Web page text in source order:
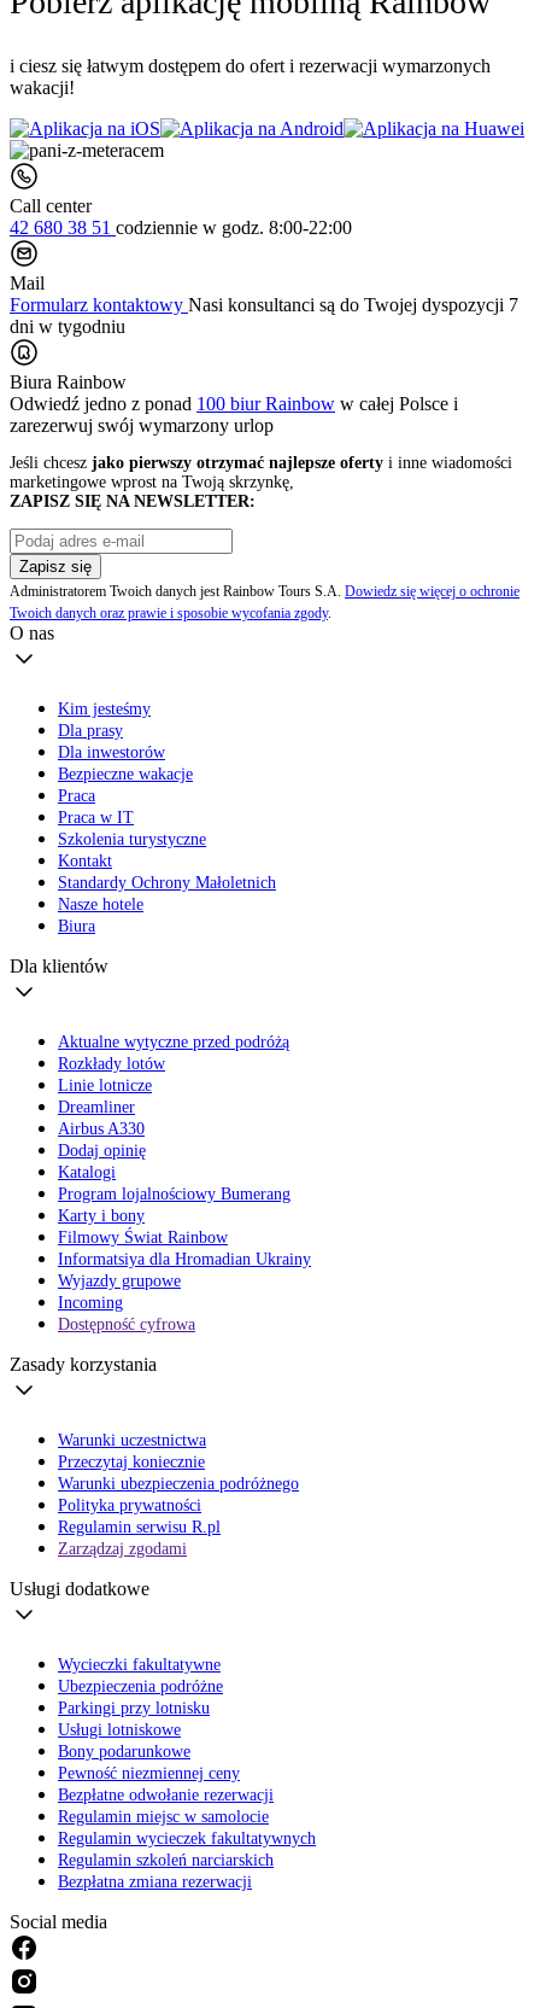
i ciesz się łatwym dostępem do ofert i rezerwacji wymarzonych
wakacji!
Call center
42 680 38 51 codziennie w godz. 8:00-22:00
Mail
Formularz kontaktowy Nasi konsultanci są do Twojej dyspozycji 7
dni w tygodniu
Biura Rainbow
Odwiedź jedno z ponad 100 biur Rainbow w całej Polsce i
zarezerwuj swój wymarzony urlop
Jeśli chcesz jako pierwszy otrzymać najlepsze oferty i inne wiadomości
marketingowe wprost na Twoją skrzynkę,
ZAPISZ SIĘ NA NEWSLETTER:
Zapisz się
Administratorem Twoich danych jest Rainbow Tours S.A. Dowiedz się więcej o ochronie
Twoich danych oraz prawie i sposobie wycofania zgody.
O nas
Kim jesteśmy
Dla prasy
Dla inwestorów
Bezpieczne wakacje
Praca
Praca w IT
Szkolenia turystyczne
Kontakt
Standardy Ochrony Małoletnich
Nasze hotele
Biura
Dla klientów
Aktualne wytyczne przed podróżą
Rozkłady lotów
Linie lotnicze
Dreamliner
Airbus A330
Dodaj opinię
Katalogi
Program lojalnościowy Bumerang
Karty i bony
Filmowy Świat Rainbow
Informatsiya dla Hromadian Ukrainy
Wyjazdy grupowe
Incoming
Dostępność cyfrowa
Zasady korzystania
Warunki uczestnictwa
Przeczytaj koniecznie
Warunki ubezpieczenia podróżnego
Polityka prywatności
Regulamin serwisu R.pl
Zarządzaj zgodami
Usługi dodatkowe
Wycieczki fakultatywne
Ubezpieczenia podróżne
Parkingi przy lotnisku
Usługi lotniskowe
Bony podarunkowe
Pewność niezmiennej ceny
Bezpłatne odwołanie rezerwacji
Regulamin miejsc w samolocie
Regulamin wycieczek fakultatywnych
Regulamin szkoleń narciarskich
Bezpłatna zmiana rezerwacji
Social media